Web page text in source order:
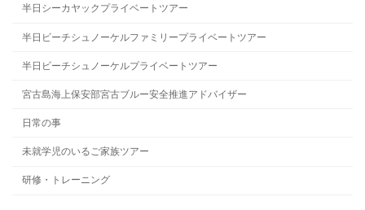
半日シーカヤックプライベートツアー
半日ビーチシュノーケルファミリープライベートツアー
半日ビーチシュノーケルプライベートツアー
宮古島海上保安部宮古ブルー安全推進アドバイザー
日常の事
未就学児のいるご家族ツアー
研修・トレーニング